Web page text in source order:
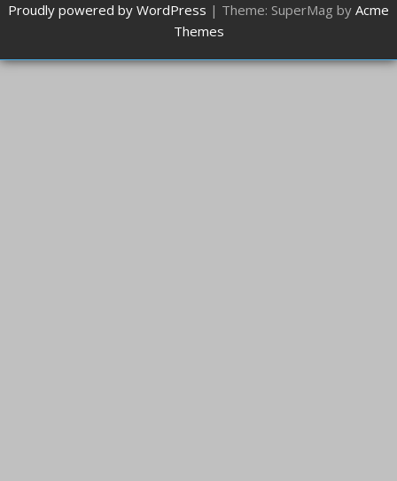
Proudly powered by WordPress | Theme: SuperMag by Acme
Themes